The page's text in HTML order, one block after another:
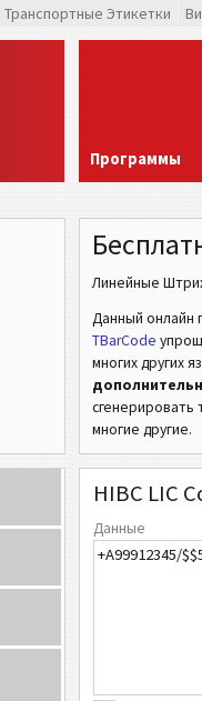
Транспортные Этикетки
Программы
Линейные
Данный онлайн
TBarCode
многих других
сгенерировать
многие другие.
HIBC LIC
Данные